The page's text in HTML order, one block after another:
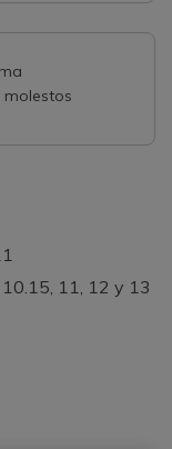
11, 12 y 13